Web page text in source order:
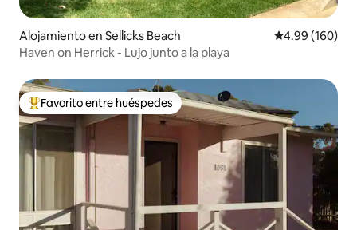
Alojamiento en Sellicks Beach Calificación
4.99 (160)
Haven on Herrick - Lujo junto a la playa
Favorito entre huéspedes preferido
Favorito entre huéspedes